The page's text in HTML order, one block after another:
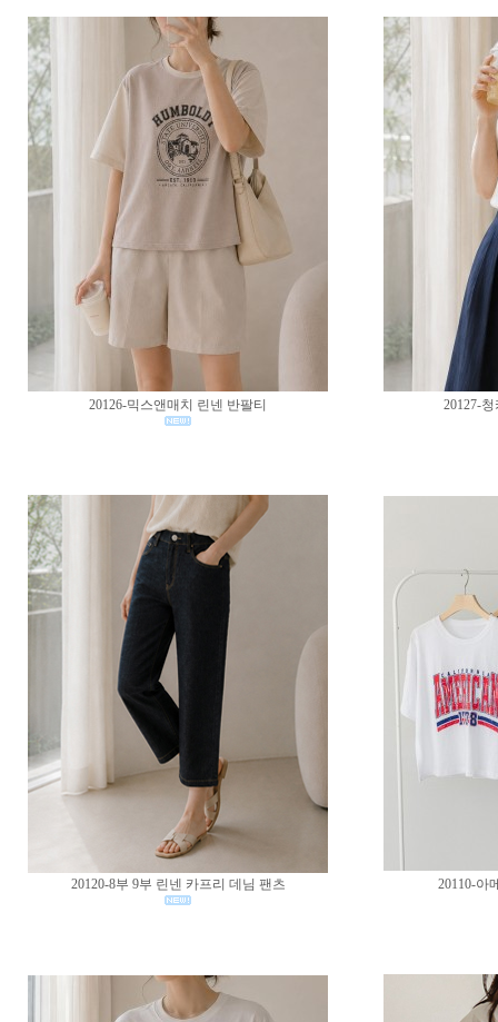
20126-믹스앤매치 린넨 반팔티 20127-
20120-8부 9부 린넨 카프리 데님 팬츠 20110-아